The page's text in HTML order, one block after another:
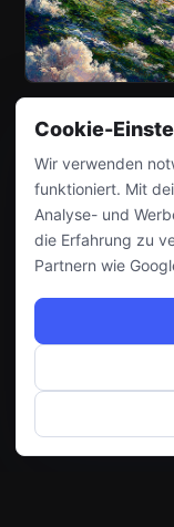
Cookie-
Wir verwenden
funktioniert. Mit
Analyse- und
die Erfahrung zu
Partnern wie